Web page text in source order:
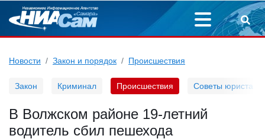
Новости Закон и порядок Происшествия
Закон Криминал Происшествия Советы юриста
В Волжском районе 19-летний
водитель сбил пешехода